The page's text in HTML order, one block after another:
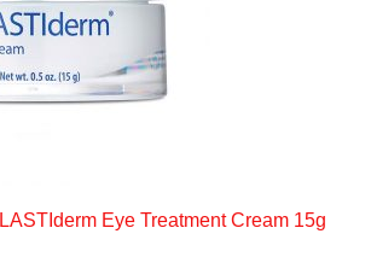
Eye Treatment Cream 15g